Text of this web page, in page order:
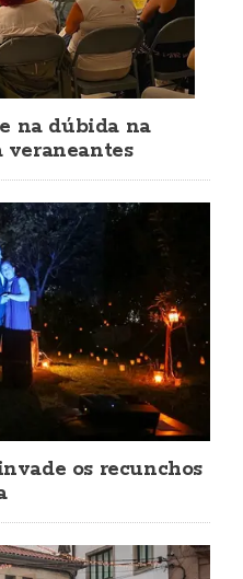
na dúbida na
veraneantes
os recunchos